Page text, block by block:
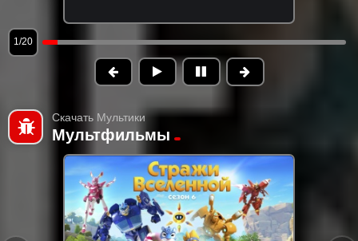
1/20
Скачать Мультики
Мультфильмы